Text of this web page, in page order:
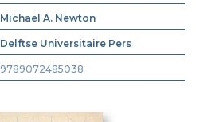
Michael A. Newton
Delftse Universitaire Pers
9789072485038